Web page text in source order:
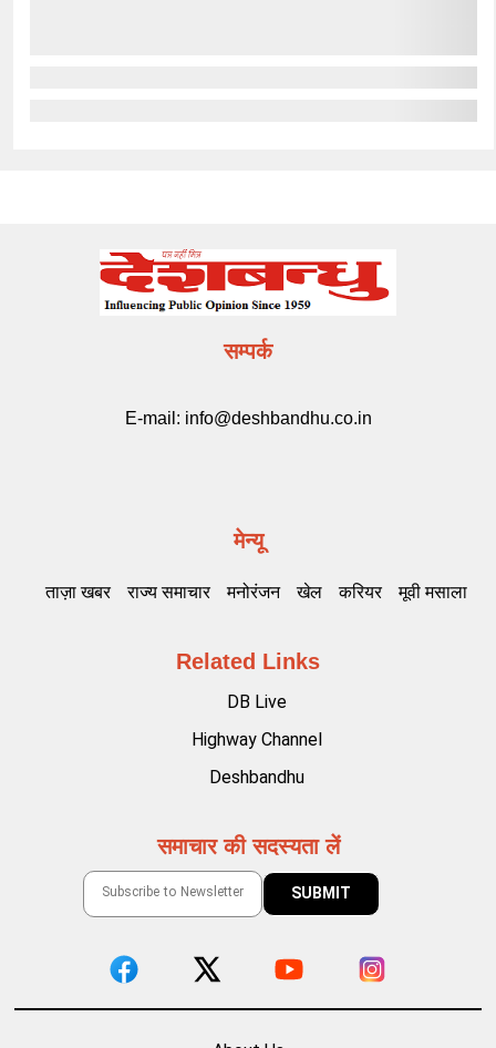
सम्पर्क
E-mail: info@deshbandhu.co.in
मेन्यू
ताज़ा खबर राज्य समाचार मनोरंजन खेल करियर मूवी मसाला
Related Links
DB Live
Highway Channel
Deshbandhu
समाचार की सदस्यता लें